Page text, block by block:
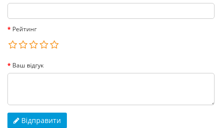
Рейтинг
Ваш відгук
Відправити